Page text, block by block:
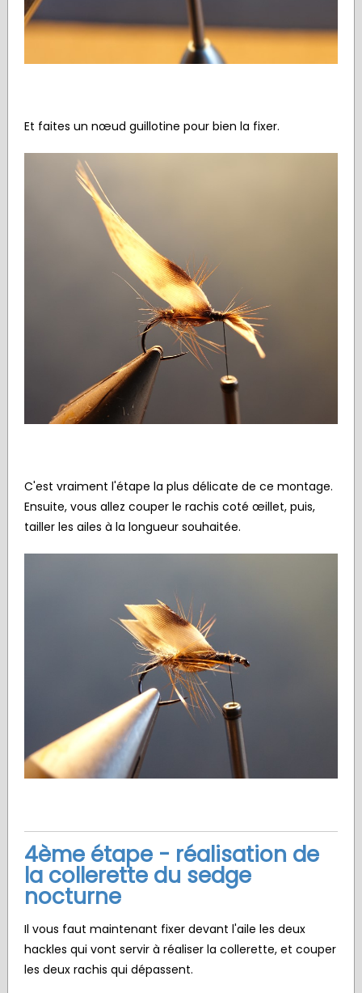
Et faites un nœud guillotine pour bien la fixer.
C'est vraiment l'étape la plus délicate de ce montage.
Ensuite, vous allez couper le rachis coté œillet, puis,
tailler les ailes à la longueur souhaitée.
4ème étape - réalisation de
la collerette du sedge
nocturne
Il vous faut maintenant fixer devant l'aile les deux
hackles qui vont servir à réaliser la collerette, et couper
les deux rachis qui dépassent.